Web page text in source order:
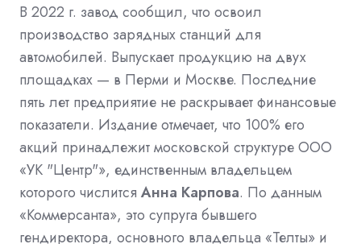
В 2022 г. завод сообщил, что освоил
производство зарядных станций для
автомобилей. Выпускает продукцию на двух
площадках — в Перми и Москве. Последние
пять лет предприятие не раскрывает финансовые
показатели. Издание отмечает, что 100% его
акций принадлежит московской структуре ООО
«УК "Центр"», единственным владельцем
которого числится Анна Карпова. По данным
«Коммерсанта», это супруга бывшего
гендиректора, основного владельца «Телты» и